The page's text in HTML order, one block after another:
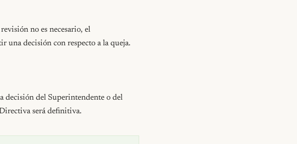
no es necesario, el
una decisión con respecto a la queja.
decisión del Superintendente o del
será definitiva.